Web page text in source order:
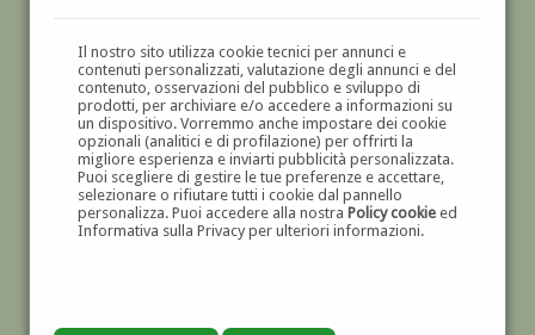
Il nostro sito utilizza cookie tecnici per annunci e
contenuti personalizzati, valutazione degli annunci e del
contenuto, osservazioni del pubblico e sviluppo di
prodotti, per archiviare e/o accedere a informazioni su
un dispositivo. Vorremmo anche impostare dei cookie
opzionali (analitici e di profilazione) per offrirti la
migliore esperienza e inviarti pubblicità personalizzata.
Puoi scegliere di gestire le tue preferenze e accettare,
selezionare o rifiutare tutti i cookie dal pannello
personalizza. Puoi accedere alla nostra Policy cookieed
Informativa sulla Privacy per ulteriori informazioni.
GALLERIAD'ARTE
DIPINTI E SCULTURE '800 E '900